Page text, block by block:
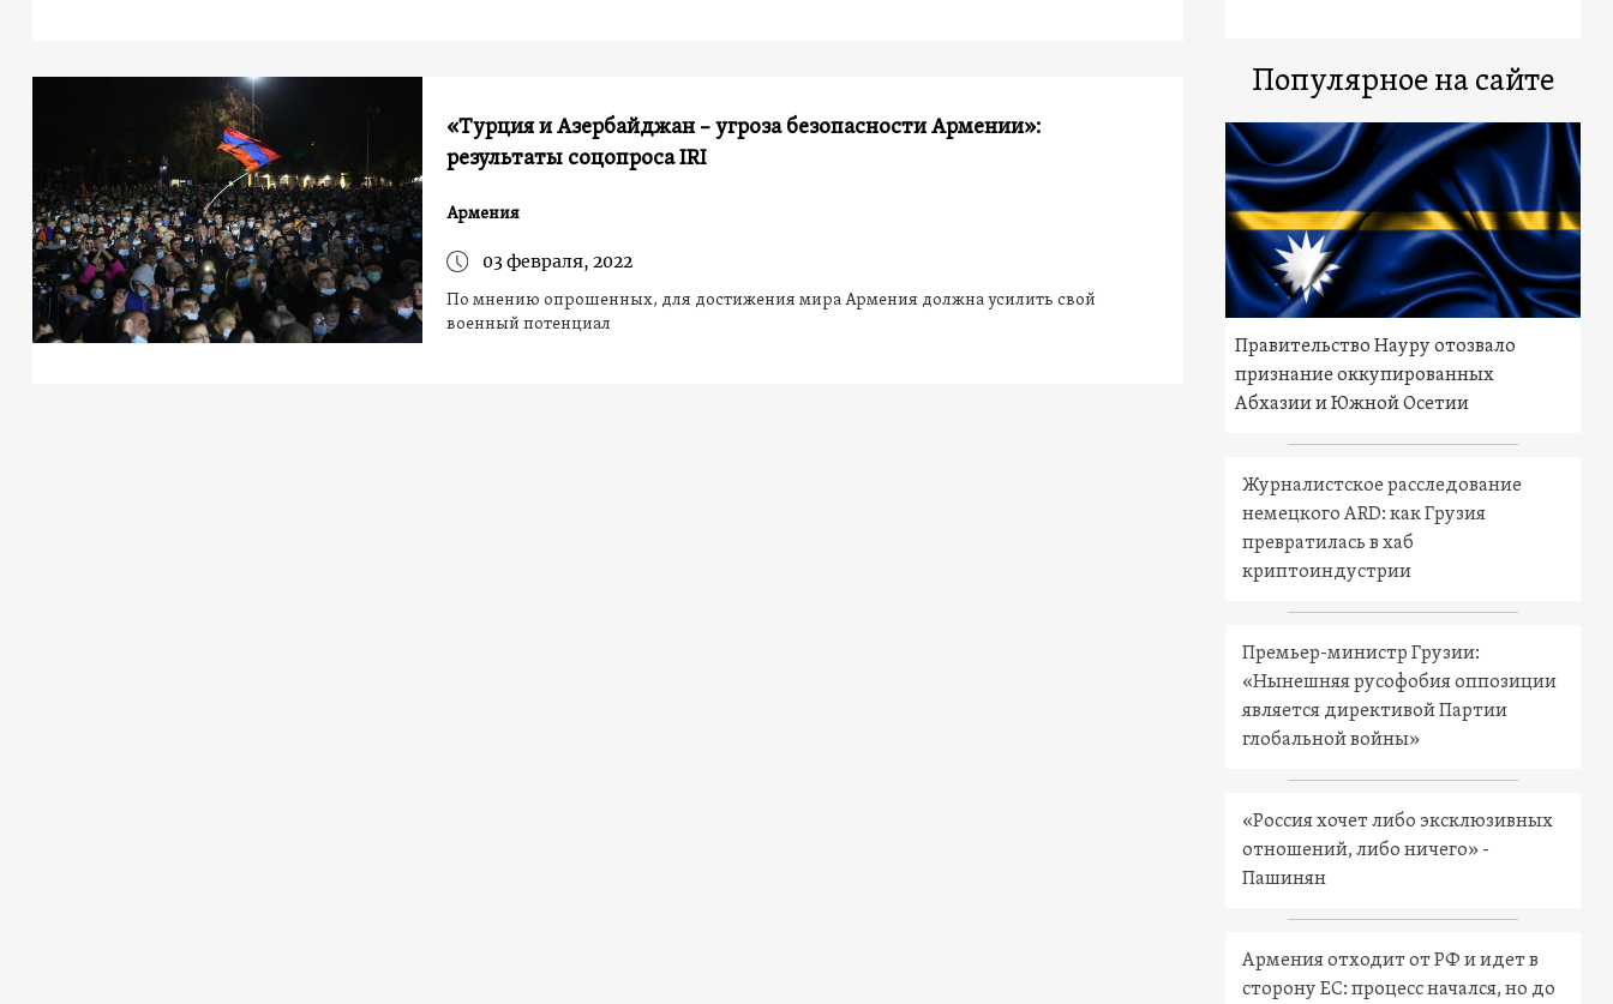
«Турция и Азербайджан – угроза безопасности Армении»:
результаты соцопроса IRI
Армения
03 февраля, 2022
По мнению опрошенных, для достижения мира Армения должна усилить свой
военный потенциал
Популярное на сайте
Правительство Науру отозвало
признание оккупированных
Абхазии и Южной Осетии
Журналистское расследование
немецкого ARD: как Грузия
превратилась в хаб
криптоиндустрии
Премьер-министр Грузии:
«Нынешняя русофобия оппозиции
является директивой Партии
глобальной войны»
«Россия хочет либо эксклюзивных
отношений, либо ничего» -
Пашинян
Армения отходит от РФ и идет в
сторону ЕС: процесс начался, но до